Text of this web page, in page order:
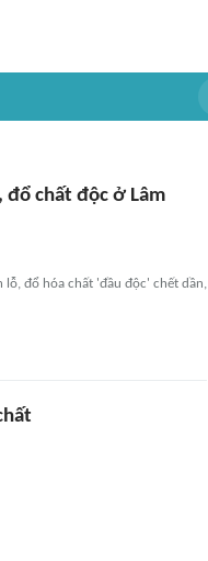
đổ chất độc ở Lâm
lỗ, đổ hóa chất 'đầu độc' chết dần,